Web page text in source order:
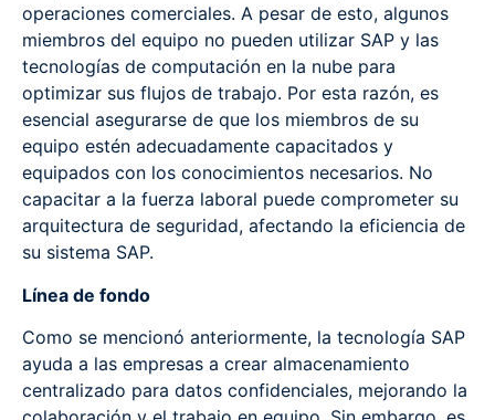
operaciones comerciales. A pesar de esto, algunos
miembros del equipo no pueden utilizar SAP y las
tecnologías de computación en la nube para
optimizar sus flujos de trabajo. Por esta razón, es
esencial asegurarse de que los miembros de su
equipo estén adecuadamente capacitados y
equipados con los conocimientos necesarios. No
capacitar a la fuerza laboral puede comprometer su
arquitectura de seguridad, afectando la eficiencia de
su sistema SAP.
Línea de fondo
Como se mencionó anteriormente, la tecnología SAP
ayuda a las empresas a crear almacenamiento
centralizado para datos confidenciales, mejorando la